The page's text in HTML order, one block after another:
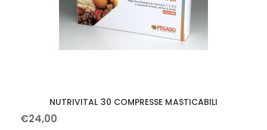
NUTRIVITAL 30 COMPRESSE MASTICABILI
€24,00